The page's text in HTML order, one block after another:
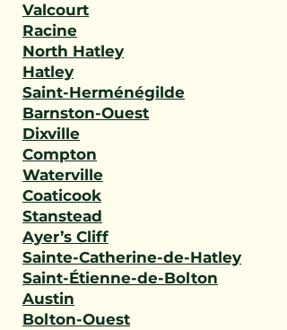
Valcourt
Racine
North Hatley
Hatley
Saint-Herménégilde
Barnston-Ouest
Dixville
Compton
Waterville
Coaticook
Stanstead
Ayer’s Cliff
Sainte-Catherine-de-Hatley
Saint-Étienne-de-Bolton
Austin
Bolton-Ouest